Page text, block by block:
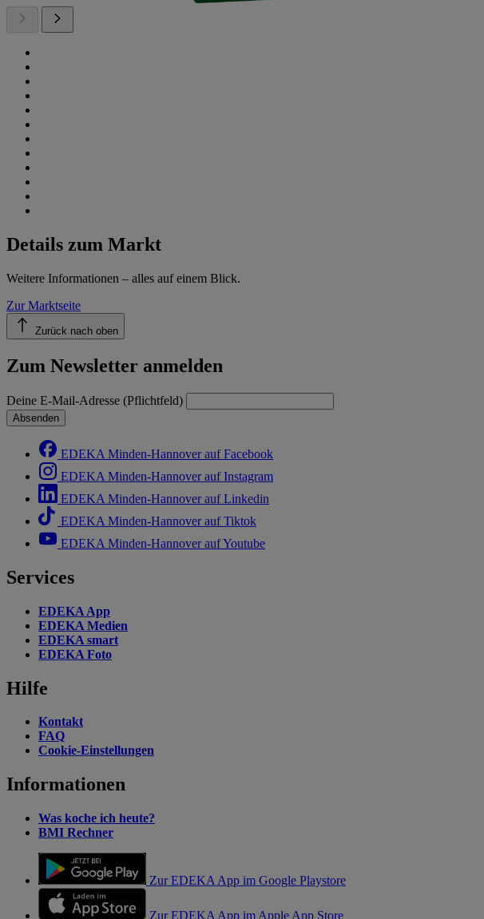
Details zum Markt
Weitere Informationen – alles auf einem Blick.
Zur Marktseite
Zurück nach oben
Zum Newsletter anmelden
Deine E-Mail-Adresse (Pflichtfeld)
Absenden
EDEKA Minden-Hannover auf Facebook
EDEKA Minden-Hannover auf Instagram
EDEKA Minden-Hannover auf Linkedin
EDEKA Minden-Hannover auf Tiktok
EDEKA Minden-Hannover auf Youtube
Services
EDEKA App
EDEKA Medien
EDEKA smart
EDEKA Foto
Hilfe
Kontakt
FAQ
Cookie-Einstellungen
Informationen
Was koche ich heute?
BMI Rechner
Zur EDEKA App im Google Playstore
Zur EDEKA App im Apple App Store